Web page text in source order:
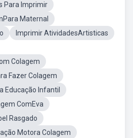
Para Imprimir
Maternal
Imprimir AtividadesArtisticas
Colagem
Fazer Colagem
Educação Infantil
ComEva
Rasgado
Motora Colagem